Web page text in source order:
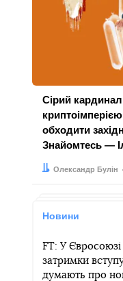
Сірий
обходити
Знайомтесь —
Автор:
Олександр Булін
Дата:
Новини
FT: У
затримки
думають про